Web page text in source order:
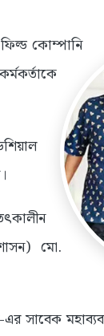
কোম্পানি
মো.
এর সাবেক